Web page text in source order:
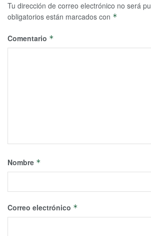
Tu dirección de correo electrónico no será
obligatorios están marcados con *
Comentario *
Nombre *
Correo electrónico *